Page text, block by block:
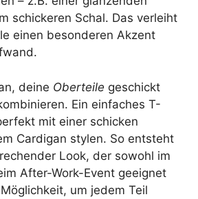
schickeren Schal. Das verleiht
einen besonderen Akzent
deine Oberteile geschickt
Ein einfaches T-
mit einer schicken
Cardigan stylen. So entsteht
Look, der sowohl im
After-Work-Event geeignet
um jedem Teil